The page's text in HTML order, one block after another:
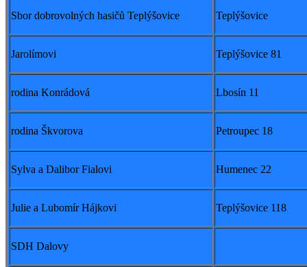
Sbor dobrovolných hasičů Teplýšovice Teplýšovice
Jarolímovi Teplýšovice 81
rodina Konrádová Lbosín 11
rodina Škvorova Petroupec 18
Sylva a Dalibor Fialovi Humenec 22
Julie a Lubomír Hájkovi Teplýšovice 118
SDH Dalovy